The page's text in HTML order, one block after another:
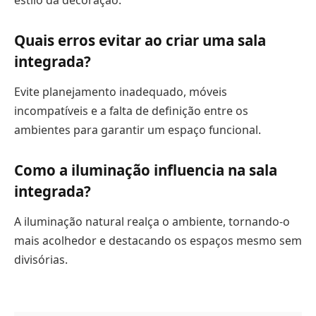
Quais erros evitar ao criar uma sala
integrada?
Evite planejamento inadequado, móveis
incompatíveis e a falta de definição entre os
ambientes para garantir um espaço funcional.
Como a iluminação influencia na sala
integrada?
A iluminação natural realça o ambiente, tornando-o
mais acolhedor e destacando os espaços mesmo sem
divisórias.